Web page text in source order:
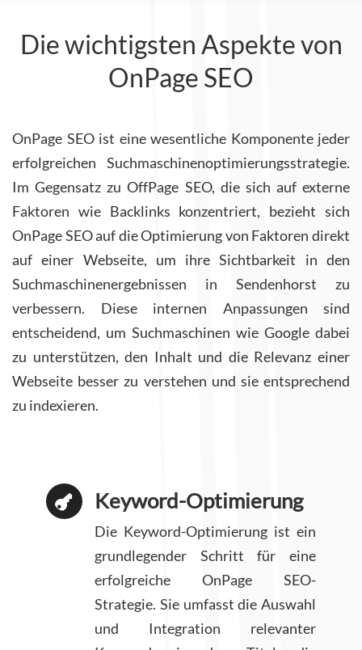
Die wichtigsten Aspekte von
OnPage SEO
OnPage SEO ist eine wesentliche Komponente jeder
erfolgreichen Suchmaschinenoptimierungsstrategie.
Im Gegensatz zu OffPage SEO, die sich auf externe
Faktoren wie Backlinks konzentriert, bezieht sich
OnPage SEO auf die Optimierung von Faktoren direkt
auf einer Webseite, um ihre Sichtbarkeit in den
Suchmaschinenergebnissen in Sendenhorst zu
verbessern. Diese internen Anpassungen sind
entscheidend, um Suchmaschinen wie Google dabei
zu unterstützen, den Inhalt und die Relevanz einer
Webseite besser zu verstehen und sie entsprechend
zu indexieren.
 Keyword-Optimierung
Die Keyword-Optimierung ist ein
grundlegender Schritt für eine
erfolgreiche OnPage SEO-
Strategie. Sie umfasst die Auswahl
und Integration relevanter